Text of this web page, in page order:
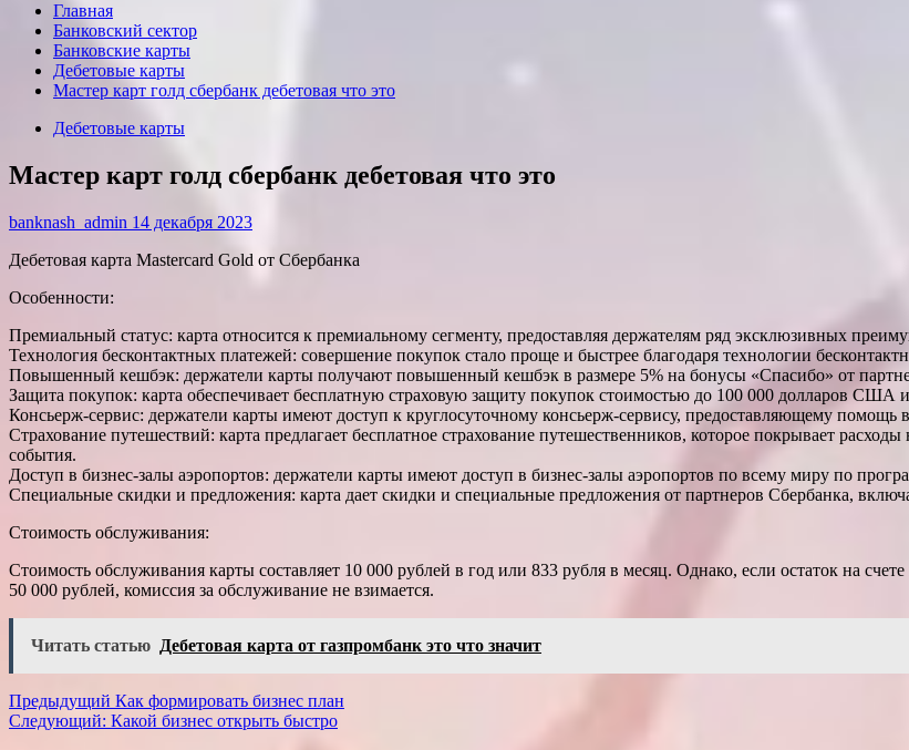
Главная
Банковский сектор
Банковские карты
Дебетовые карты
Мастер карт голд сбербанк дебетовая что это
Дебетовые карты
Мастер карт голд сбербанк дебетовая что это
banknash_admin 14 декабря 2023
Дебетовая карта Mastercard Gold от Сбербанка
Особенности:
Премиальный статус: карта относится к премиальному сегменту, предоставляя держателям ряд эксклюзивных
Технология бесконтактных платежей: совершение покупок стало проще и быстрее благодаря технологии
Повышенный кешбэк: держатели карты получают повышенный кешбэк в размере 5% на бонусы «Спасибо» от
Защита покупок: карта обеспечивает бесплатную страховую защиту покупок стоимостью до 100 000 долларов
Консьерж-сервис: держатели карты имеют доступ к круглосуточному консьерж-сервису, предоставляющему помощь
Страхование путешествий: карта предлагает бесплатное страхование путешественников, которое покрывает
события.
Доступ в бизнес-залы аэропортов: держатели карты имеют доступ в бизнес-залы аэропортов по всему миру по
Специальные скидки и предложения: карта дает скидки и специальные предложения от партнеров Сбербанка,
Стоимость обслуживания:
Стоимость обслуживания карты составляет 10 000 рублей в год или 833 рубля в месяц. Однако, если остаток на
50 000 рублей, комиссия за обслуживание не взимается.
Читать статью Дебетовая карта от газпромбанк это что значит
Навигация
записи
Предыдущий Как формировать бизнес план
Следующий: Какой бизнес открыть быстро